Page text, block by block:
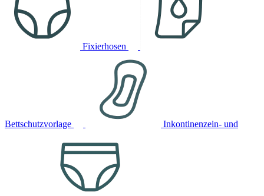
Fixierhosen
Bettschutzvorlage Inkontinenzein- und